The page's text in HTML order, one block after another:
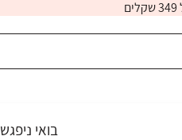
בואי ניפגש